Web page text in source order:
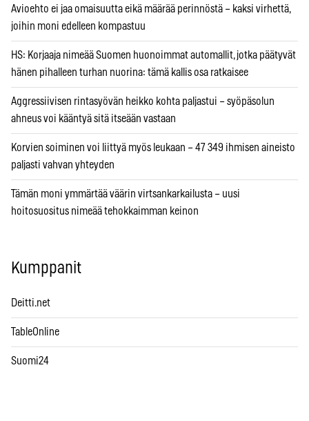
Avioehto ei jaa omaisuutta eikä määrää perinnöstä – kaksi virhettä,
joihin moni edelleen kompastuu
HS: Korjaaja nimeää Suomen huonoimmat automallit, jotka päätyvät
hänen pihalleen turhan nuorina: tämä kallis osa ratkaisee
Aggressiivisen rintasyövän heikko kohta paljastui – syöpäsolun
ahneus voi kääntyä sitä itseään vastaan
Korvien soiminen voi liittyä myös leukaan – 47 349 ihmisen aineisto
paljasti vahvan yhteyden
Tämän moni ymmärtää väärin virtsankarkailusta – uusi
hoitosuositus nimeää tehokkaimman keinon
Kumppanit
Deitti.net
TableOnline
Suomi24